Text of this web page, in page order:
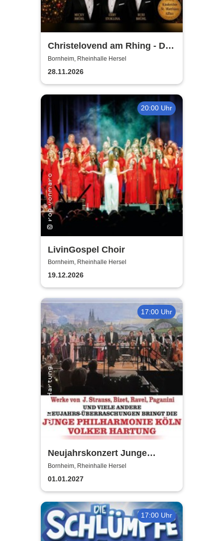
Christelovend am Rhing - Die
Kölsche Dinner Show
Bornheim, Rheinhalle Hersel
28.11.2026
20:00 Uhr
LivinGospel Choir
Bornheim, Rheinhalle Hersel
19.12.2026
17:00 Uhr
Neujahrskonzert Junge
Philharmonie Köln
Bornheim, Rheinhalle Hersel
01.01.2027
17:00 Uhr